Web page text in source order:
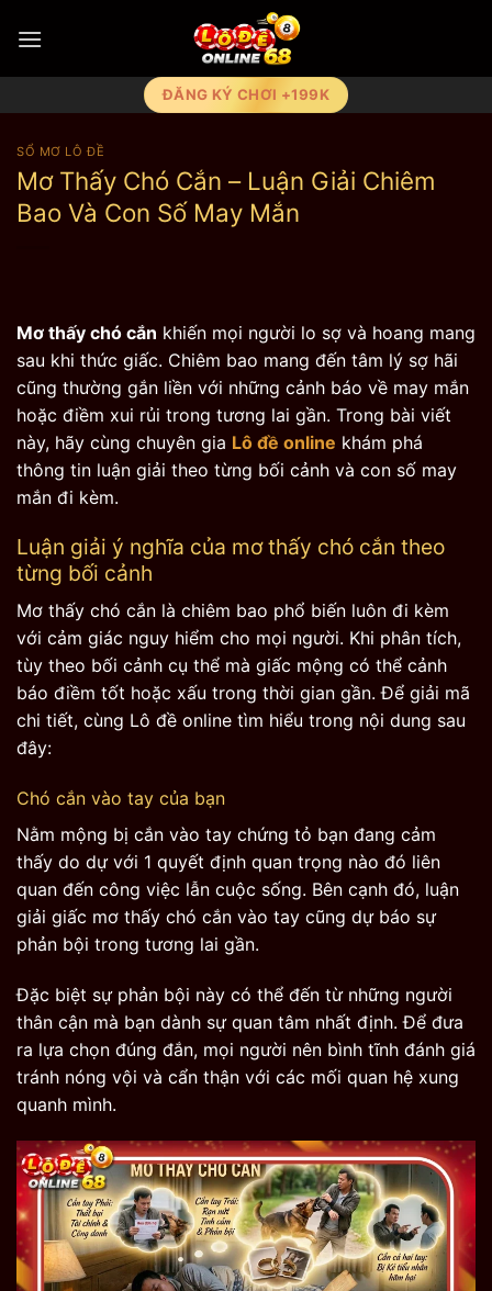
qua
ĐĂNG KÝ CHƠI +199K
SỔ MƠ LÔ ĐỀ
Mơ Thấy Chó Cắn – Luận Giải Chiêm
Bao Và Con Số May Mắn
Mơ thấy chó cắn khiến mọi người lo sợ và hoang mang
sau khi thức giấc. Chiêm bao mang đến tâm lý sợ hãi
cũng thường gắn liền với những cảnh báo về may mắn
hoặc điềm xui rủi trong tương lai gần. Trong bài viết
này, hãy cùng chuyên gia Lô đề online khám phá
thông tin luận giải theo từng bối cảnh và con số may
mắn đi kèm.
Luận giải ý nghĩa của mơ thấy chó cắn theo
từng bối cảnh
Mơ thấy chó cắn là chiêm bao phổ biến luôn đi kèm
với cảm giác nguy hiểm cho mọi người. Khi phân tích,
tùy theo bối cảnh cụ thể mà giấc mộng có thể cảnh
báo điềm tốt hoặc xấu trong thời gian gần. Để giải mã
chi tiết, cùng Lô đề online tìm hiểu trong nội dung sau
đây:
Chó cắn vào tay của bạn
Nằm mộng bị cắn vào tay chứng tỏ bạn đang cảm
thấy do dự với 1 quyết định quan trọng nào đó liên
quan đến công việc lẫn cuộc sống. Bên cạnh đó, luận
giải giấc mơ thấy chó cắn vào tay cũng dự báo sự
phản bội trong tương lai gần.
Đặc biệt sự phản bội này có thể đến từ những người
thân cận mà bạn dành sự quan tâm nhất định. Để đưa
ra lựa chọn đúng đắn, mọi người nên bình tĩnh đánh giá
tránh nóng vội và cẩn thận với các mối quan hệ xung
quanh mình.